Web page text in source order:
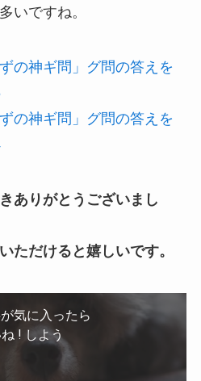
いですね。
ずの神ギ問」グ問の答えを
ずの神ギ問」グ問の答えを
ありがとうございまし
ただけると嬉しいです。
気に入ったら
! しよう